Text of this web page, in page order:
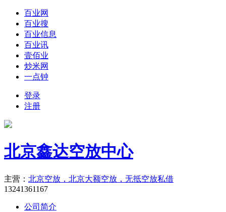
百业网
百业搜
百业信息
百业讯
壹佰业
炒米网
一点钟
登录
注册
北京鑫达空放中心
主营： 北京空放，北京大额空放，无抵空放私借
13241361167
公司简介